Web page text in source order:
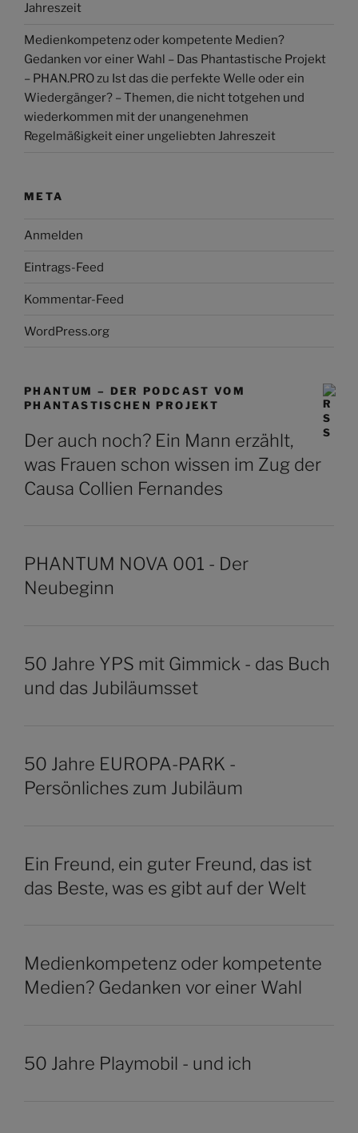
Jahreszeit
Medienkompetenz oder kompetente Medien?
Gedanken vor einer Wahl – Das Phantastische Projekt
– PHAN.PROzu Ist das die perfekte Welle oder ein
Wiedergänger? – Themen, die nicht totgehen und
wiederkommen mit der unangenehmen
Regelmäßigkeit einer ungeliebten Jahreszeit
META
Anmelden
Eintrags-Feed
Kommentar-Feed
WordPress.org
PHANTUM – DER PODCAST VOM
PHANTASTISCHEN PROJEKT
Der auch noch? Ein Mann erzählt,
was Frauen schon wissen im Zug der
Causa Collien Fernandes
PHANTUM NOVA 001 - Der
Neubeginn
50 Jahre YPS mit Gimmick - das Buch
und das Jubiläumsset
50 Jahre EUROPA-PARK -
Persönliches zum Jubiläum
Ein Freund, ein guter Freund, das ist
das Beste, was es gibt auf der Welt
Medienkompetenz oder kompetente
Medien? Gedanken vor einer Wahl
50 Jahre Playmobil - und ich